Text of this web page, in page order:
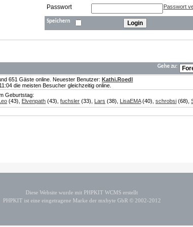
Passwort Passwort
Speichern
Gehe zu:
651 Gäste online. Neuester Benutzer:Kathi.Roedl
die meisten Besucher gleichzeitig online.
Geburtstag:
(43), Elvenpath (43),fuchsler (33), Lars (38), LisaEMA(40),schrobsi (68),
Diese Website wurde mit PHPKIT WCMS erstellt
PHPKIT ist eine eingetragene Marke der mxbyte GbR © 2002-2012